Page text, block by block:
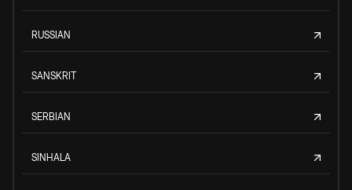
RUSSIAN
SANSKRIT
SERBIAN
SINHALA